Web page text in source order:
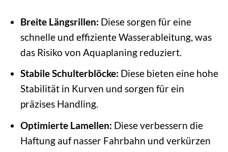
Breite Längsrillen: Diese sorgen für eine
schnelle und effiziente Wasserableitung, was
das Risiko von Aquaplaning reduziert.
Stabile Schulterblöcke: Diese bieten eine hohe
Stabilität in Kurven und sorgen für ein
präzises Handling.
Optimierte Lamellen: Diese verbessern die
Haftung auf nasser Fahrbahn und verkürzen